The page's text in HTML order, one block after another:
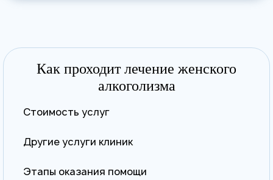
Как проходит лечение женского
алкоголизма
Стоимость услуг
Другие услуги клиник
Этапы оказания помощи